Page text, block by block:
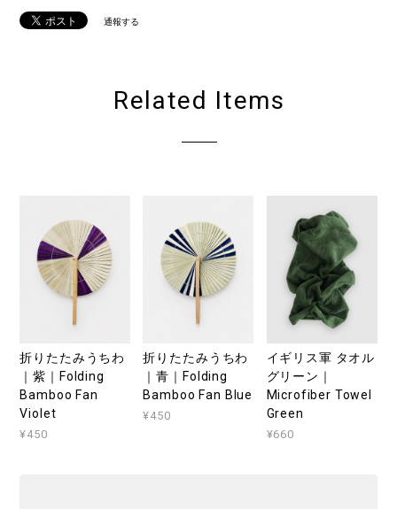
通報する
Related Items
折りたたみうちわ
｜紫｜Folding
Bamboo Fan
Violet
¥450
折りたたみうちわ
｜青｜Folding
Bamboo Fan Blue
¥450
イギリス軍 タオル
グリーン｜
Microfiber Towel
Green
¥660